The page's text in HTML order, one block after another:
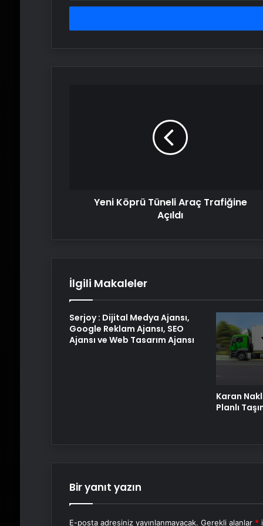
adresinizi
Yeni Köprü Tüneli Araç Trafiğine
Açıldı
İlgili Makaleler
Serjoy : Dijital Medya Ajansı,
Google Reklam Ajansı, SEO
Ajansı ve Web Tasarım Ajansı
Karan
Planlı
Bir yanıt yazın
E-posta adresiniz yayınlanmayacak. Gerekli alanlar *